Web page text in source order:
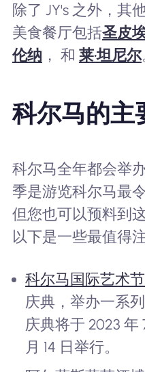
除了 JY's 之外，其
美食餐厅包括圣皮
伦纳 ， 和 莱·坦尼尔
科尔马的主
科尔马全年都会举
季是游览科尔马最
但您也可以预料到
以下是一些最值得
科尔马国际艺术节
庆典，举办一系
庆典将于 2023 年
月 14 日举行。